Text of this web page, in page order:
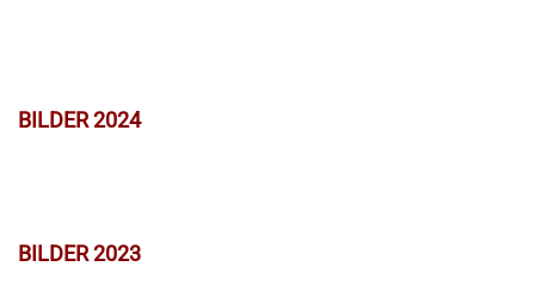
BILDER 2024
BILDER 2023